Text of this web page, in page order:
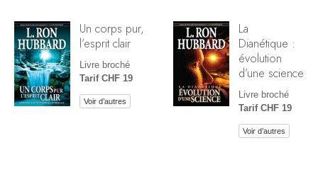
Un corps pur,
l’esprit clair
Livre broché
Tarif CHF 19
Voir d’autres
La
Dianétique :
évolution
d’une science
Livre broché
Tarif CHF 19
Voir d’autres